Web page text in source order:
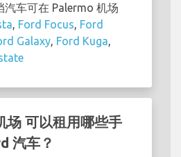
汽车可在 Palermo 机场
Ford Focus Ford
Galaxy Ford Kuga
场 可以租用哪些手
汽车？